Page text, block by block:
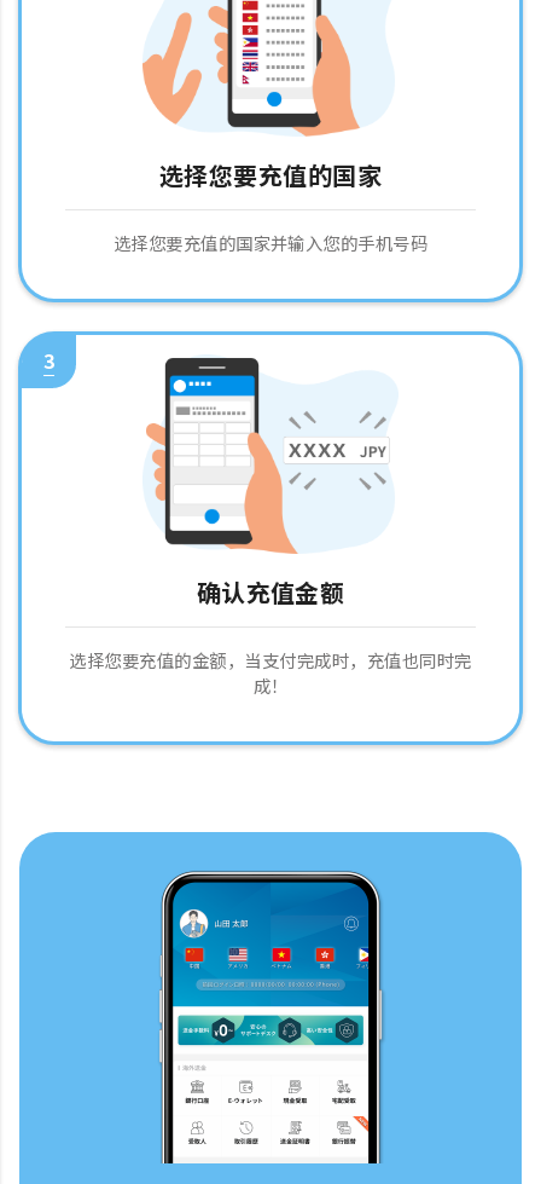
选择您要充值的国家
选择您要充值的国家并输入您的手机号码
3
确认充值金额
选择您要充值的金额，当支付完成时，充值也同时完
成！